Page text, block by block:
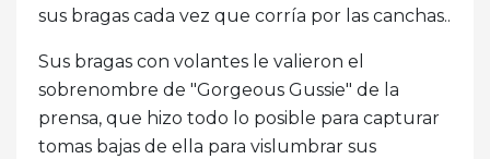
sus bragas cada vez que corría por las canchas..
Sus bragas con volantes le valieron el
sobrenombre de "Gorgeous Gussie" de la
prensa, que hizo todo lo posible para capturar
tomas bajas de ella para vislumbrar sus